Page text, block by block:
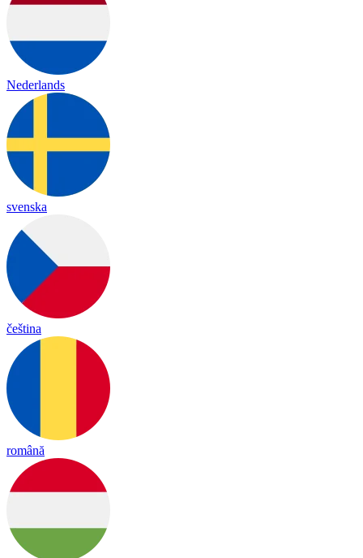
Nederlands
svenska
čeština
română